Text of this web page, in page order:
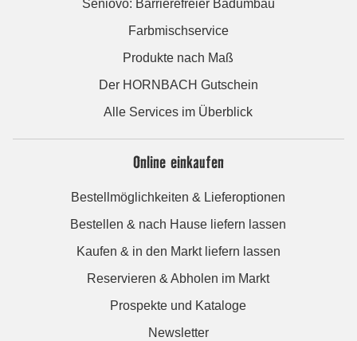
Seniovo: Barrierefreier Badumbau
Farbmischservice
Produkte nach Maß
Der HORNBACH Gutschein
Alle Services im Überblick
Online einkaufen
Bestellmöglichkeiten & Lieferoptionen
Bestellen & nach Hause liefern lassen
Kaufen & in den Markt liefern lassen
Reservieren & Abholen im Markt
Prospekte und Kataloge
Newsletter